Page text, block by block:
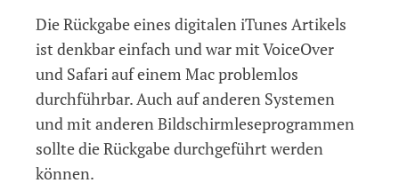
Die Rückgabe eines digitalen iTunes Artikels
ist denkbar einfach und war mit VoiceOver
und Safari auf einem Mac problemlos
durchführbar. Auch auf anderen Systemen
und mit anderen Bildschirmleseprogrammen
sollte die Rückgabe durchgeführt werden
können.